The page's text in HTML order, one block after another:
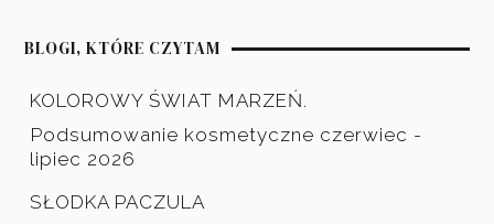
BLOGI, KTÓRE CZYTAM
KOLOROWY ŚWIAT MARZEŃ.
Podsumowanie kosmetyczne czerwiec -
lipiec 2026
SŁODKA PACZULA